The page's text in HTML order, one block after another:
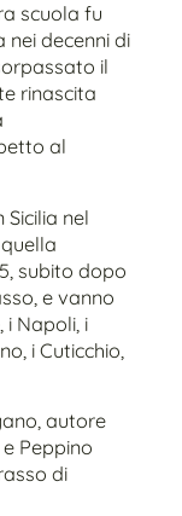
scuola fu
decenni di
il
rinascita
al
nel
subito dopo
e vanno
Napoli, i
i Cuticchio,
autore
Peppino
di